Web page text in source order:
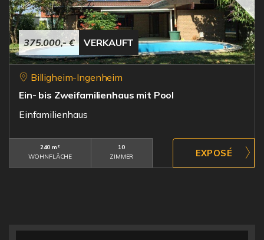
375.000,- € VERKAUFT
Billigheim-Ingenheim
Ein- bis Zweifamilienhaus mit Pool
Einfamilienhaus
240 m²
WOHNFLÄCHE
10
ZIMMER